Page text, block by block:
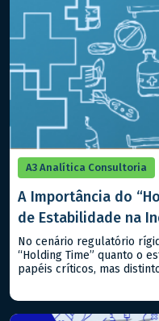
A3 Analítica Consultoria
A Importância do
de Estabilidade na
No cenário regulatório
“Holding Time” quanto o
papéis críticos, mas